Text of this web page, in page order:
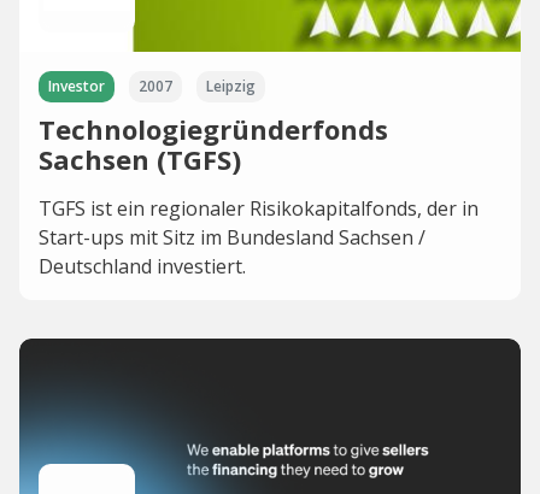
Investor 2007 Leipzig
Technologiegründerfonds
Sachsen (TGFS)
TGFS ist ein regionaler Risikokapitalfonds, der in
Start-ups mit Sitz im Bundesland Sachsen /
Deutschland investiert.